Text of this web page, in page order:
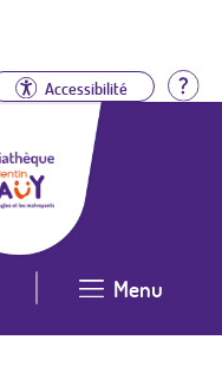
Accessibilité
Menu